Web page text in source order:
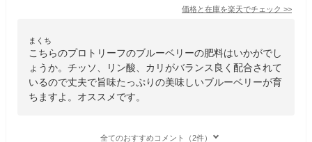
価格と在庫を楽天でチェック >>
まくち
こちらのプロトリーフのブルーベリーの肥料はいかがでし
ょうか。チッソ、リン酸、カリがバランス良く配合されて
いるので丈夫で旨味たっぷりの美味しいブルーベリーが育
ちますよ。オススメです。
全てのおすすめコメント（2件）